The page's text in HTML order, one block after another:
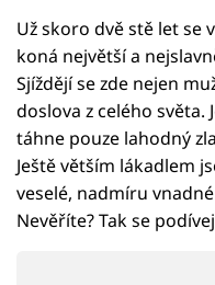
Sledujte nás
Už skoro dvě stě let se
koná největší a
Sjíždějí se zde nejen
doslova z celého světa.
táhne pouze lahodný
Ještě větším lákadlem
veselé, nadmíru
Nevěříte? Tak se